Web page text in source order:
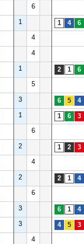
6
1
4
4
1
5
3
1
6
2
4
2
6
3
3
4